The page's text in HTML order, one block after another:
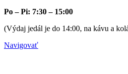
Po – Pi: 7:30 – 15:00
(Výdaj jedál je do 14:00, na kávu a
Navigovať